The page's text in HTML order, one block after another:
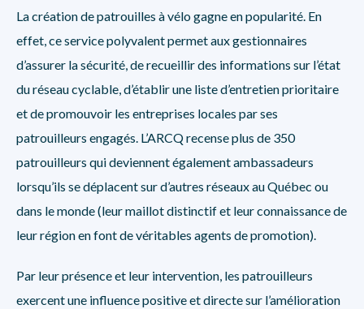
La création de patrouilles à vélo gagne en popularité. En
effet, ce service polyvalent permet aux gestionnaires
d’assurer la sécurité, de recueillir des informations sur l’état
du réseau cyclable, d’établir une liste d’entretien prioritaire
et de promouvoir les entreprises locales par ses
patrouilleurs engagés. L’ARCQ recense plus de 350
patrouilleurs qui deviennent également ambassadeurs
lorsqu’ils se déplacent sur d’autres réseaux au Québec ou
dans le monde (leur maillot distinctif et leur connaissance de
leur région en font de véritables agents de promotion).
Par leur présence et leur intervention, les patrouilleurs
exercent une influence positive et directe sur l’amélioration